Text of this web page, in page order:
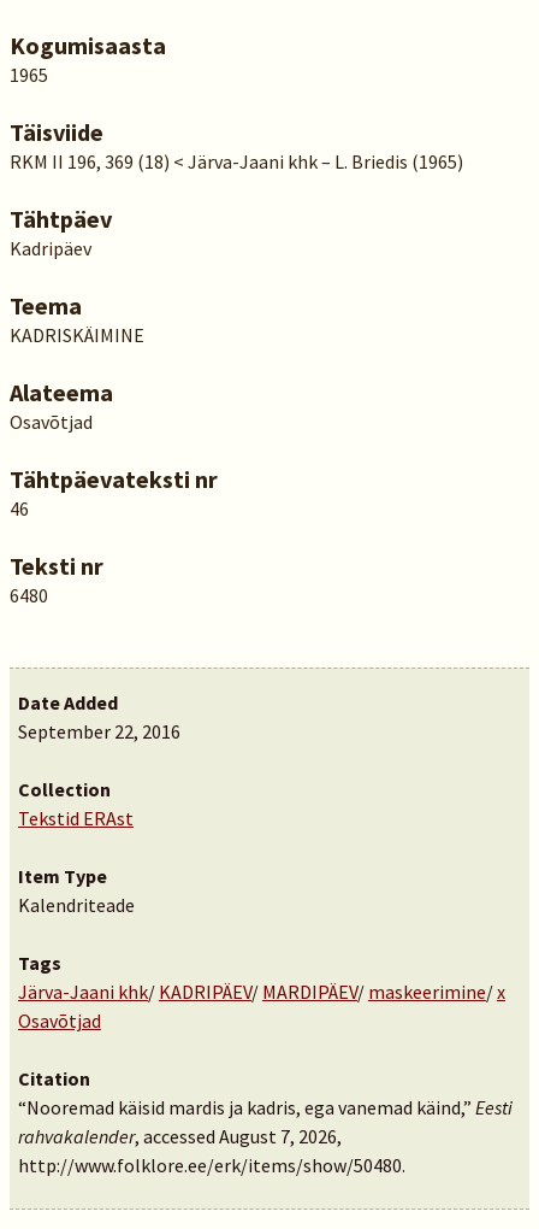
Kogumisaasta
1965
Täisviide
RKM II 196, 369 (18) < Järva-Jaani khk – L. Briedis (1965)
Tähtpäev
Kadripäev
Teema
KADRISKÄIMINE
Alateema
Osavõtjad
Tähtpäevateksti nr
46
Teksti nr
6480
Date Added
September 22, 2016
Collection
Tekstid ERAst
Item Type
Kalendriteade
Tags
Järva-Jaani khk/ KADRIPÄEV/ MARDIPÄEV/ maskeerimine/x
Osavõtjad
Citation
“Nooremad käisid mardis ja kadris, ega vanemad käind,” Eesti
rahvakalender, accessed August 7, 2026,
http://www.folklore.ee/erk/items/show/50480.